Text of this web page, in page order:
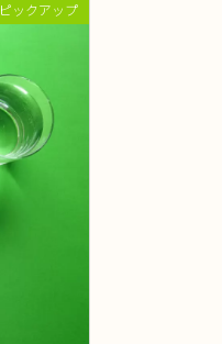
ピックアップ